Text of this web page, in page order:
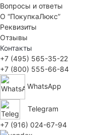
Вопросы и ответы
О “ПокупкаЛюкс”
Реквизиты
Отзывы
Контакты
+7 (495) 565-35-22
+7 (800) 555-66-84
WhatsApp
Telegram
+7 (916) 024-67-94